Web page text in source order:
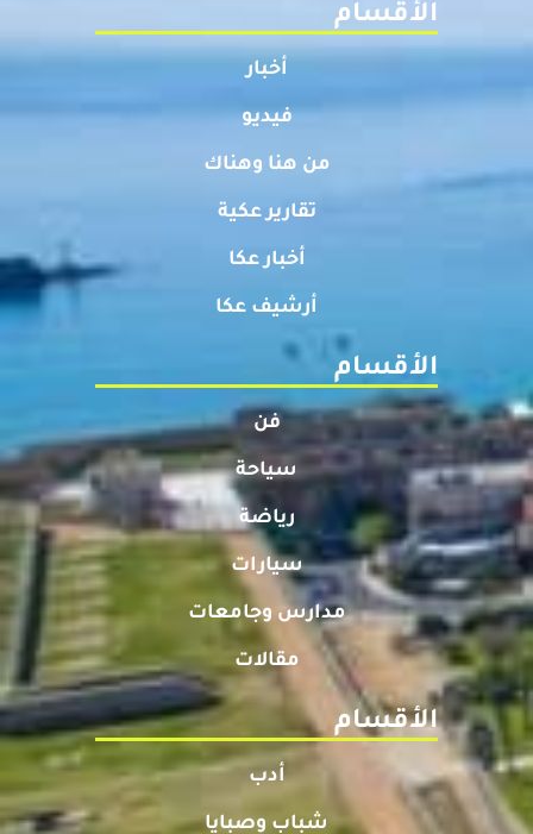
الأقسام
أخبار
فيديو
من هنا وهناك
تقارير عكية
أخبار عكا
أرشيف عكا
الأقسام
فن
سياحة
رياضة
سيارات
مدارس وجامعات
مقالات
الأقسام
أدب
شباب وصبايا